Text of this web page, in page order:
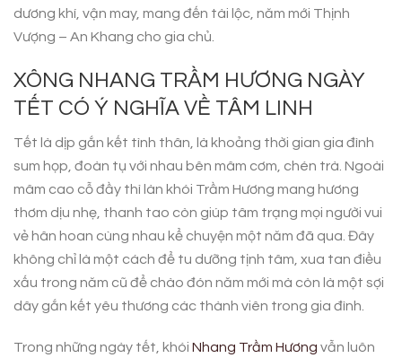
dương khí, vận may, mang đến tài lộc, năm mới Thịnh
Vượng – An Khang cho gia chủ.
XÔNG NHANG TRẦM HƯƠNG NGÀY
TẾT CÓ Ý NGHĨA VỀ TÂM LINH
Tết là dịp gắn kết tình thân, là khoảng thời gian gia đình
sum họp, đoàn tụ với nhau bên mâm cơm, chén trà. Ngoài
mâm cao cỗ đầy thì làn khói Trầm Hương mang hương
thơm dịu nhẹ, thanh tao còn giúp tâm trạng mọi người vui
vẻ hân hoan cùng nhau kể chuyện một năm đã qua. Đây
không chỉ là một cách để tu dưỡng tịnh tâm, xua tan điều
xấu trong năm cũ để chào đón năm mới mà còn là một sợi
dây gắn kết yêu thương các thành viên trong gia đình.
Trong những ngày tết, khói Nhang Trầm Hương vẫn luôn